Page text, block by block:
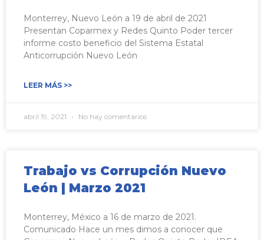
Monterrey, Nuevo León a 19 de abril de 2021
Presentan Coparmex y Redes Quinto Poder tercer
informe costo beneficio del Sistema Estatal
Anticorrupción Nuevo León
LEER MÁS >>
abril 19, 2021 No hay comentarios
Trabajo vs Corrupción Nuevo
León | Marzo 2021
Monterrey, México a 16 de marzo de 2021.
Comunicado Hace un mes dimos a conocer que